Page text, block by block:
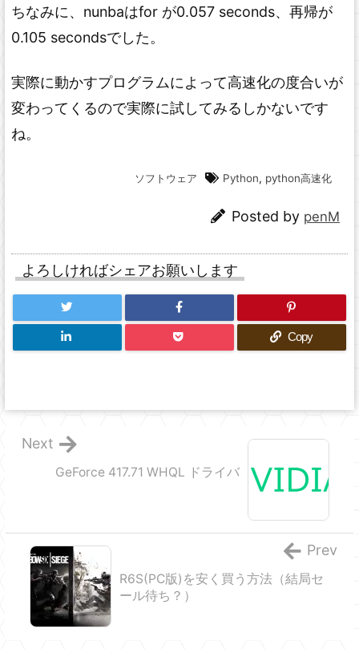
ちなみに、nunbaはfor が0.057 seconds、再帰が
0.105 secondsでした。
実際に動かすプログラムによって高速化の度合いが
変わってくるので実際に試してみるしかないです
ね。
ソフトウェア Python, python高速化
Posted by penM
よろしければシェアお願いします
Copy
GeForce 417.71 WHQL ドライバ
Next
R6S(PC版)を安く買う方法（結局セ
ール待ち？）
Prev